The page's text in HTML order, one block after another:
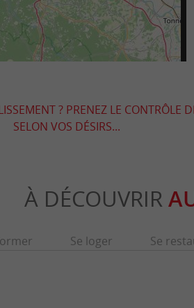
? PRENEZ LE CONTRÔLE
SELON VOS DÉSIRS...
À DÉCOUVRIR
Se loger Se